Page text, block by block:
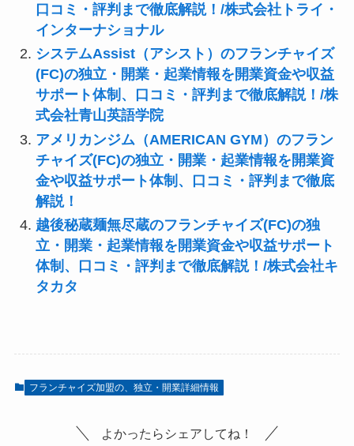
口コミ・評判まで徹底解説！/株式会社トライ・
インターナショナル
システムAssist（アシスト）のフランチャイズ
(FC)の独立・開業・起業情報を開業資金や収益
サポート体制、口コミ・評判まで徹底解説！/株
式会社青山英語学院
アメリカンジム（AMERICAN GYM）のフラン
チャイズ(FC)の独立・開業・起業情報を開業資
金や収益サポート体制、口コミ・評判まで徹底
解説！
越後秘蔵麺無尽蔵のフランチャイズ(FC)の独
立・開業・起業情報を開業資金や収益サポート
体制、口コミ・評判まで徹底解説！/株式会社キ
タカタ
フランチャイズ加盟の、独立・開業詳細情報
よかったらシェアしてね！